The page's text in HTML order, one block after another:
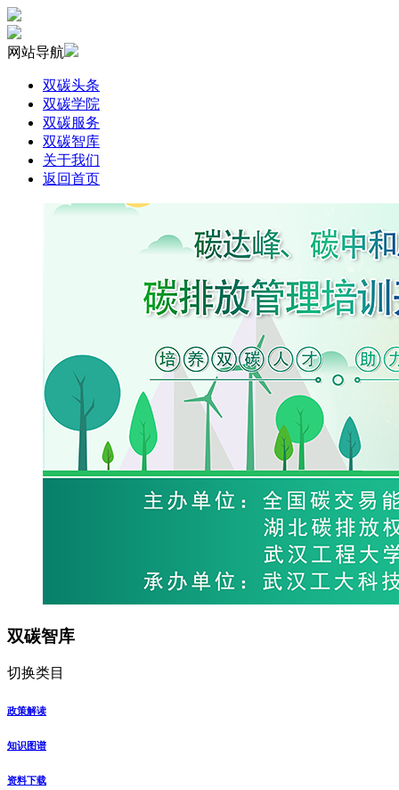
网站导航
双碳头条
双碳学院
双碳服务
双碳智库
关于我们
返回首页
双碳智库
切换类目
政策解读
知识图谱
资料下载